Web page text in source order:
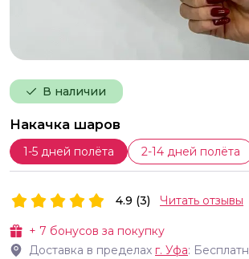
В наличии
Накачка шаров
1-5 дней полёта 2-14 дней полёта
+ 7 бонусов за покупку
Доставка в пределах г. Уфа:
4.9 (3) Читать отзывы